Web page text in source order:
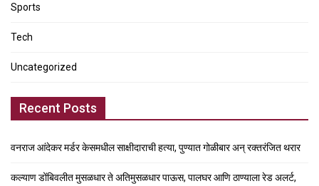
Sports
Tech
Uncategorized
Recent Posts
वनराज आंदेकर मर्डर केसमधील साक्षीदाराची हत्या, पुण्यात गोळीबार अन् रक्तरंजित थरार
कल्याण डोंबिवलीत मुसळधार ते अतिमुसळधार पाऊस, पालघर आणि ठाण्याला रेड अलर्ट,